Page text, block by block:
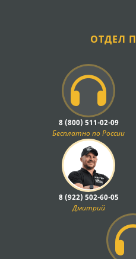
ОТДЕЛ
8 (800) 511-02-09
Бесплатно по России
8 (922) 502-60-05
Дмитрий